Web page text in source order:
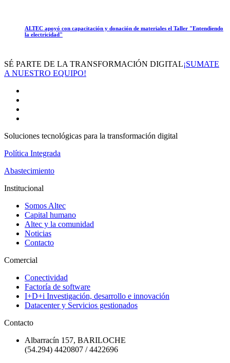
ALTEC apoyó con capacitación y donación de materiales el Taller "Entendiendo
la electricidad"
SÉ PARTE DE LA TRANSFORMACIÓN DIGITAL¡SUMATE
A NUESTRO EQUIPO!
Soluciones tecnológicas para la transformación digital
Política Integrada
Abastecimiento
Institucional
Somos Altec
Capital humano
Altec y la comunidad
Noticias
Contacto
Comercial
Conectividad
Factoría de software
I+D+i Investigación, desarrollo e innovación
Datacenter y Servicios gestionados
Contacto
Albarracín 157, BARILOCHE
(54.294) 4420807 / 4422696